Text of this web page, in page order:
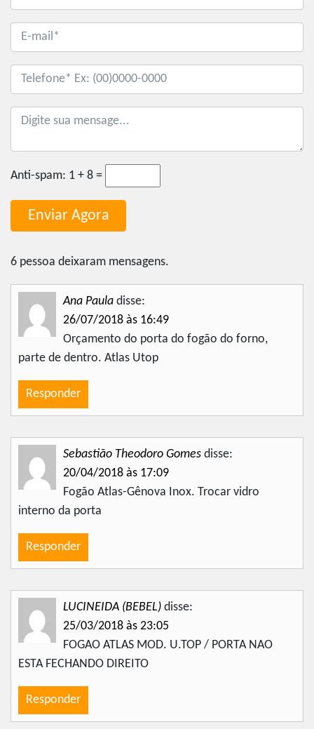
Anti-spam: 1 + 8 =
6 pessoa deixaram mensagens.
Ana Paula disse:
26/07/2018 às 16:49
Orçamento do porta do fogão do forno,
parte de dentro. Atlas Utop
Responder
Sebastião Theodoro Gomes disse:
20/04/2018 às 17:09
Fogão Atlas-Gênova Inox. Trocar vidro
interno da porta
Responder
LUCINEIDA (BEBEL) disse:
25/03/2018 às 23:05
FOGAO ATLAS MOD. U.TOP / PORTA NAO
ESTA FECHANDO DIREITO
Responder